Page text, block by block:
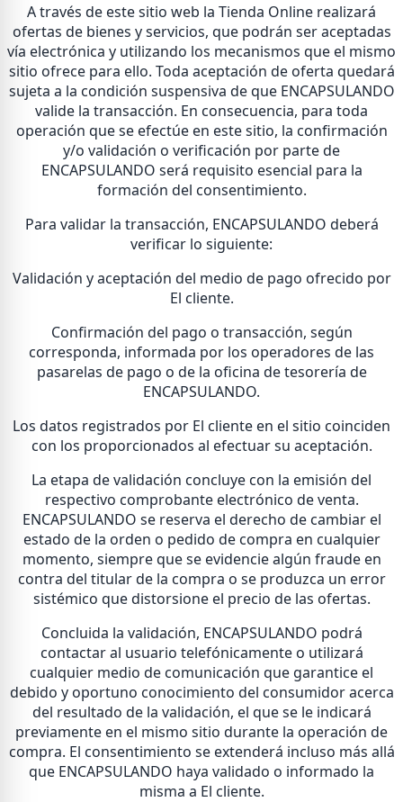
A través de este sitio web la Tienda Online realizará
ofertas de bienes y servicios, que podrán ser aceptadas
vía electrónica y utilizando los mecanismos que el mismo
sitio ofrece para ello. Toda aceptación de oferta quedará
sujeta a la condición suspensiva de que ENCAPSULANDO
valide la transacción. En consecuencia, para toda
operación que se efectúe en este sitio, la confirmación
y/o validación o verificación por parte de
ENCAPSULANDO será requisito esencial para la
formación del consentimiento.
Para validar la transacción, ENCAPSULANDO deberá
verificar lo siguiente:
Validación y aceptación del medio de pago ofrecido por
El cliente.
Confirmación del pago o transacción, según
corresponda, informada por los operadores de las
pasarelas de pago o de la oficina de tesorería de
ENCAPSULANDO.
Los datos registrados por El cliente en el sitio coinciden
con los proporcionados al efectuar su aceptación.
La etapa de validación concluye con la emisión del
respectivo comprobante electrónico de venta.
ENCAPSULANDO se reserva el derecho de cambiar el
estado de la orden o pedido de compra en cualquier
momento, siempre que se evidencie algún fraude en
contra del titular de la compra o se produzca un error
sistémico que distorsione el precio de las ofertas.
Concluida la validación, ENCAPSULANDO podrá
contactar al usuario telefónicamente o utilizará
cualquier medio de comunicación que garantice el
debido y oportuno conocimiento del consumidor acerca
del resultado de la validación, el que se le indicará
previamente en el mismo sitio durante la operación de
compra. El consentimiento se extenderá incluso más allá
que ENCAPSULANDO haya validado o informado la
misma a El cliente.